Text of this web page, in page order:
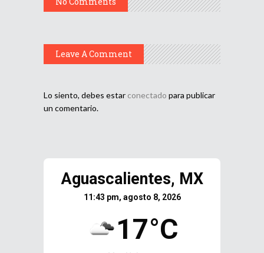
Leave A Comment
Lo siento, debes estar conectado para publicar
un comentario.
Aguascalientes, MX
11:43 pm, agosto 8, 2026
17°C